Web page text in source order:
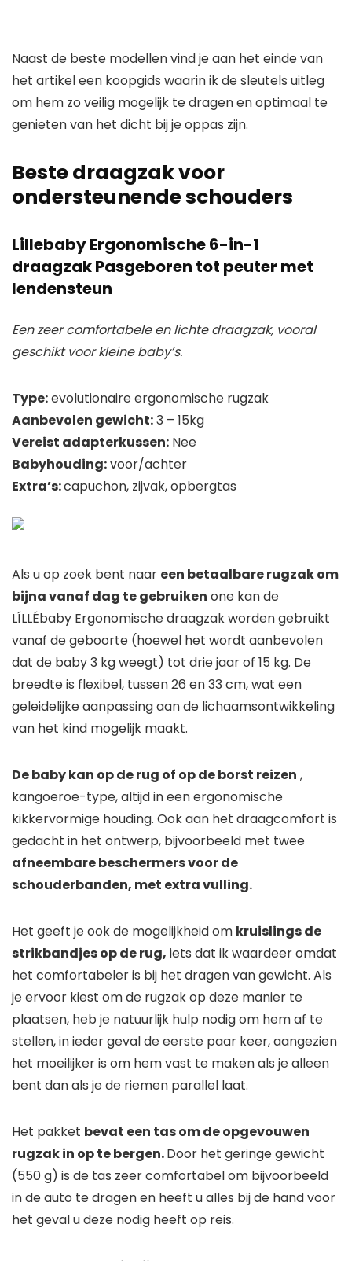
Naast de beste modellen vind je aan het einde van
het artikel een koopgids waarin ik de sleutels uitleg
om hem zo veilig mogelijk te dragen en optimaal te
genieten van het dicht bij je oppas zijn.
Beste draagzak voor
ondersteunende schouders
Lillebaby Ergonomische 6-in-1
draagzakPasgeboren tot peuter met
lendensteun
Een zeer comfortabele en lichte draagzak, vooral
geschikt voor kleine baby’s.
Type:evolutionaire ergonomische rugzak
Aanbevolen gewicht:3 – 15kg
Vereist adapterkussen: Nee
Babyhouding:voor/achter
Extra’s:capuchon, zijvak, opbergtas
Als u op zoek bent naar een betaalbare rugzak om
bijna vanaf dag te gebruiken one kan de
LÍLLÉbaby Ergonomische draagzak worden gebruikt
vanaf de geboorte (hoewel het wordt aanbevolen
dat de baby 3 kg weegt) tot drie jaar of 15 kg. De
breedte is flexibel, tussen 26 en 33 cm, wat een
geleidelijke aanpassing aan de lichaamsontwikkeling
van het kind mogelijk maakt.
De baby kan op de rug of op de borst reizen ,
kangoeroe-type, altijd in een ergonomische
kikkervormige houding. Ook aan het draagcomfort is
gedacht in het ontwerp, bijvoorbeeld met twee
afneembare beschermers voor de
schouderbanden, met extra vulling.
Het geeft je ook de mogelijkheid om kruislings de
strikbandjes op de rug, iets dat ik waardeer omdat
het comfortabeler is bij het dragen van gewicht. Als
je ervoor kiest om de rugzak op deze manier te
plaatsen, heb je natuurlijk hulp nodig om hem af te
stellen, in ieder geval de eerste paar keer, aangezien
het moeilijker is om hem vast te maken als je alleen
bent dan als je de riemen parallel laat.
Het pakket bevat een tas om de opgevouwen
rugzak in op te bergen.Door het geringe gewicht
(550 g) is de tas zeer comfortabel om bijvoorbeeld
in de auto te dragen en heeft u alles bij de hand voor
het geval u deze nodig heeft op reis.